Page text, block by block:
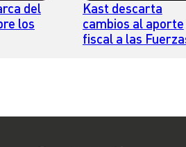
del
los
Kast descarta
cambios al aporte
fiscal a las